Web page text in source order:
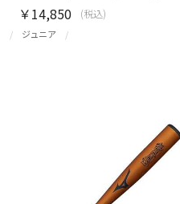
ジュニア
￥14,850 (税込)